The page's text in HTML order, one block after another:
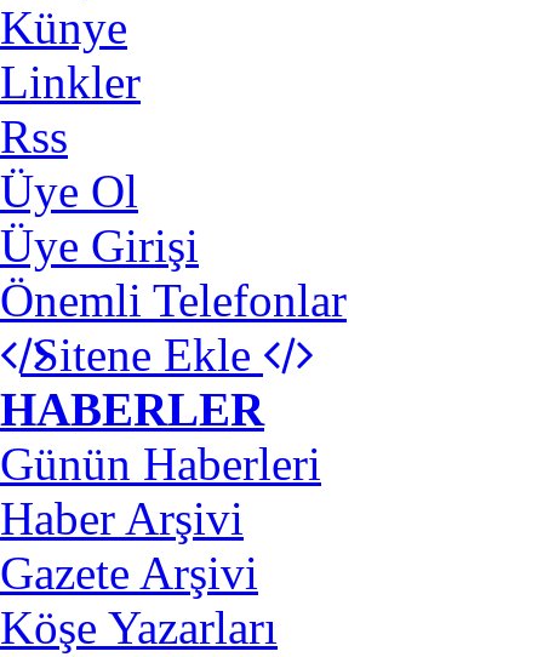
Künye
Linkler
Rss
Üye Ol
Üye Girişi
Önemli Telefonlar
Sitene Ekle
HABERLER
Günün Haberleri
Haber Arşivi
Gazete Arşivi
Köşe Yazarları